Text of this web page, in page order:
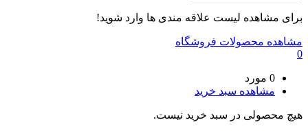
برای مشاهده لیست علاقه مندی ها وارد شوید!
مشاهده محصولات فروشگاه
0
0 مورد
مشاهده سبد خرید
هیچ محصولی در سبد خرید نیست.